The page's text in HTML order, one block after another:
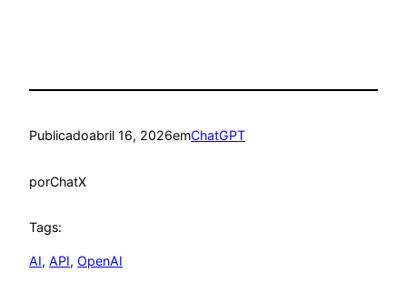
Publicadoabril 16, 2026emChatGPT
porChatX
Tags:
AI, API, OpenAI